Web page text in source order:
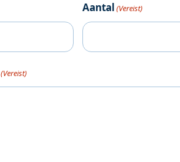
Aantal (Vereist)
(Vereist)